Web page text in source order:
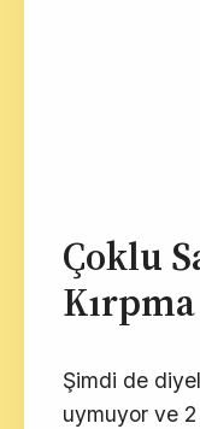
Çoklu
Kırpma
Şimdi de
uymuyor ve 2